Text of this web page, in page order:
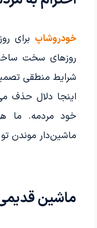
خودروشاپ برای
روزهای سخت
شرایط منطقی
اینجا دلال حذف
خود مردمه. ما
ماشین‌دار موندن
ماشین